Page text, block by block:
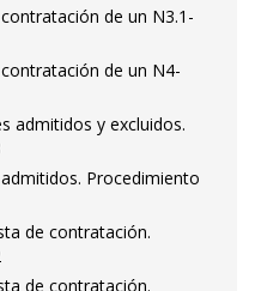
de un N3.1-
de un N4-
admitidos y excluidos.
Procedimiento
de contratación.
de contratación.